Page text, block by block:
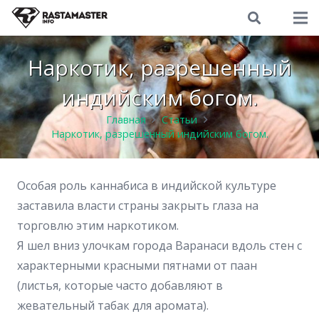
Наркотик, разрешенный
индийским богом.
Главная
Статьи
Наркотик, разрешенный индийским богом.
Особая роль каннабиса в индийской культуре
заставила власти страны закрыть глаза на
торговлю этим наркотиком.
Я шел вниз улочкам города Варанаси вдоль стен с
характерными красными пятнами от паан
(листья, которые часто добавляют в
жевательный табак для аромата).